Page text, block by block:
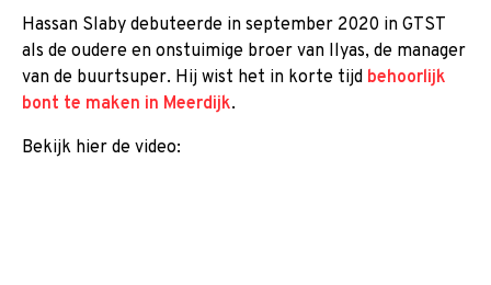
Hassan Slaby debuteerde in september 2020 in GTST
als de oudere en onstuimige broer van Ilyas, de manager
van de buurtsuper. Hij wist het in korte tijd behoorlijk
bont te maken in Meerdijk.
Bekijk hier de video: